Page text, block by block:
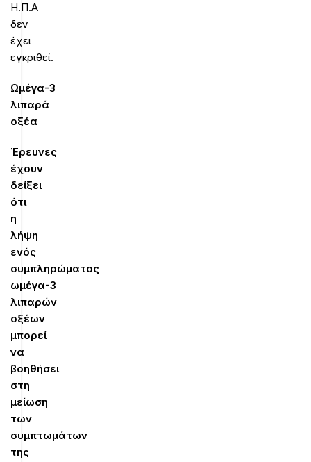
Η.Π.Α
δεν
έχει
εγκριθεί.
Ωμέγα-3
λιπαρά
οξέα
Έρευνες
έχουν
δείξει
ότι
η
λήψη
ενός
συμπληρώματος
ωμέγα-3
λιπαρών
οξέων
μπορεί
να
βοηθήσει
στη
μείωση
των
συμπτωμάτων
της